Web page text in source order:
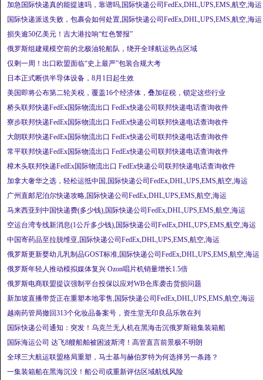
加急国际快递真的能提速吗，靠谱吗,国际快递公司FedEx,DHL,UPS,EMS,航空,海运
国际快递派送失败，包裹会如何处置,国际快递公司FedEx,DHL,UPS,EMS,航空,海运
损失逾50亿美元！吉大港拉响“红色警报”
俄罗斯组建规模空前的北极油轮船队，绕开全球航运热点区域
仅剩一周！出口欧盟面临“史上最严”包装合规大考
日本正式断供半导体设备，8月1日起生效
美国即将公布第二轮关税，覆盖16个经济体，叠加征税，锁定这些行业
桥头联邦快递FedEx国际物流出口 FedEx快递公司联邦快递电话查询收件
寮步联邦快递FedEx国际物流出口 FedEx快递公司联邦快递电话查询收件
大朗联邦快递FedEx国际物流出口 FedEx快递公司联邦快递电话查询收件
常平联邦快递FedEx国际物流出口 FedEx快递公司联邦快递电话查询收件
樟木头联邦快递FedEx国际物流出口 FedEx快递公司联邦快递电话查询收件
加拿大奢华之选，轻松运抵中国,国际快递公司FedEx,DHL,UPS,EMS,航空,海运
广州直邮尼泊尔快递攻略,国际快递公司FedEx,DHL,UPS,EMS,航空,海运
马来西亚到中国快递费(多少钱),国际快递公司FedEx,DHL,UPS,EMS,航空,海运
空运台湾专线新消息(1公斤多少钱),国际快递公司FedEx,DHL,UPS,EMS,航空,海运
中国寄药品至拉脱维亚,国际快递公司FedEx,DHL,UPS,EMS,航空,海运
俄罗斯更新婴幼儿乳制品GOST标准,国际快递公司FedEx,DHL,UPS,EMS,航空,海运
俄罗斯年轻人推动模拟媒体复兴 Ozon唱片机销量增长1.5倍
俄罗斯电商联盟提议强制平台投保以应对WB仓库袭击货损问题
新加坡直播带货正在重塑本地零售,国际快递公司FedEx,DHL,UPS,EMS,航空,海运
越南药管局撤回313个化妆品备案号，资生堂无印良品乐敦在列
国际快递公司通知：突发！乌克兰无人机在黑海击沉俄罗斯籍集装箱船
国际海运公司 达飞8艘船舶被困波斯湾！高管直言前景极不明朗
全球三大航运联盟格局重塑，马士基与赫伯罗特为何选择另一条路？
一集装箱船在黑海沉没！船公司或重新评估区域航线风险